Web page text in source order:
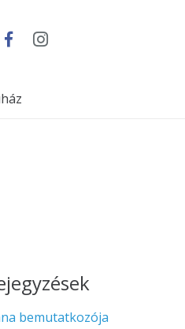
bemutatkozója